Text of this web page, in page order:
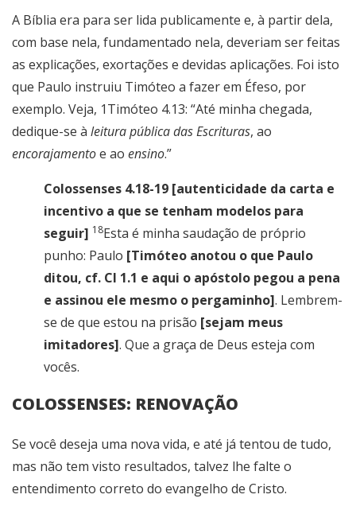
A Bíblia era para ser lida publicamente e, à partir dela,
com base nela, fundamentado nela, deveriam ser feitas
as explicações, exortações e devidas aplicações. Foi isto
que Paulo instruiu Timóteo a fazer em Éfeso, por
exemplo. Veja, 1Timóteo 4.13: “Até minha chegada,
dedique-se à leitura pública das Escrituras, ao
encorajamentoe ao ensino.”
Colossenses 4.18-19 [autenticidade da carta e
incentivo a que se tenham modelos para
seguir] 18Esta é minha saudação de próprio
punho: Paulo [Timóteo anotou o que Paulo
ditou, cf. Cl 1.1 e aqui o apóstolo pegou a pena
e assinou ele mesmo o pergaminho]. Lembrem-
se de que estou na prisão [sejam meus
imitadores]. Que a graça de Deus esteja com
vocês.
COLOSSENSES: RENOVAÇÃO
Se você deseja uma nova vida, e até já tentou de tudo,
mas não tem visto resultados, talvez lhe falte o
entendimento correto do evangelho de Cristo.